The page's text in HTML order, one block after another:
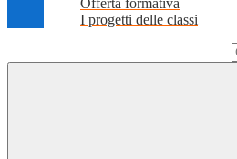
Offerta formativa
I progetti delle classi